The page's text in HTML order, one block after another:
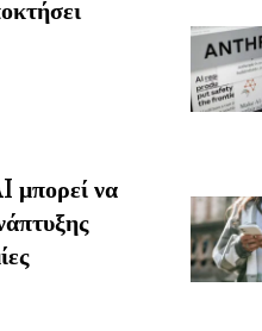
μπορεί να